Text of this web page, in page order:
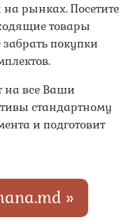
рынках. Посетите
товары
покупки
на все Ваши
стандартному
и подготовит
»